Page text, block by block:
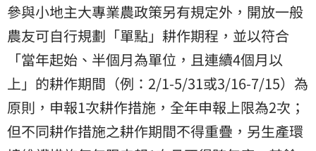
參與小地主大專業農政策另有規定外，開放一般
農友可自行規劃「單點」耕作期程，並以符合
「當年起始、半個月為單位，且連續4個月以
上」的耕作期間（例：2/1-5/31或3/16-7/15）為
原則，申報1次耕作措施，全年申報上限為2次；
但不同耕作措施之耕作期間不得重疊，另生產環